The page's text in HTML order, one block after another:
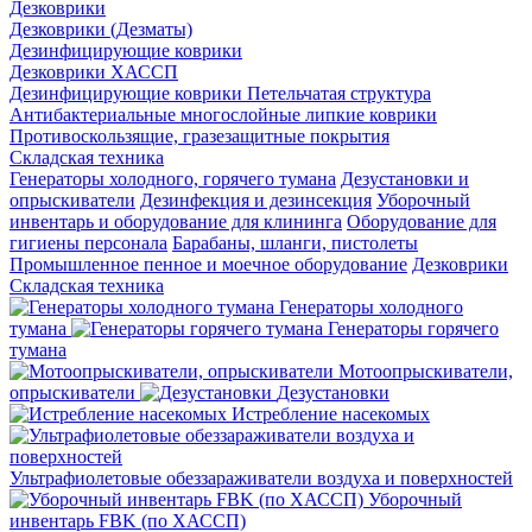
Дезковрики
Дезковрики (Дезматы)
Дезинфицирующие коврики
Дезковрики ХАССП
Дезинфицирующие коврики Петельчатая структура
Антибактериальные многослойные липкие коврики
Противоскользящие, гразезащитные покрытия
Складская техника
Генераторы холодного, горячего тумана Дезустановки и
опрыскиватели Дезинфекция и дезинсекция Уборочный
инвентарь и оборудование для клининга Оборудование для
гигиены персонала Барабаны, шланги, пистолеты
Промышленное пенное и моечное оборудование Дезковрики
Складская техника
Генераторы холодного
тумана
Генераторы горячего
тумана
Мотоопрыскиватели,
опрыскиватели
Дезустановки
Истребление насекомых
Ультрафиолетовые обеззараживатели воздуха и поверхностей
Уборочный
инвентарь FBK (по ХАССП)